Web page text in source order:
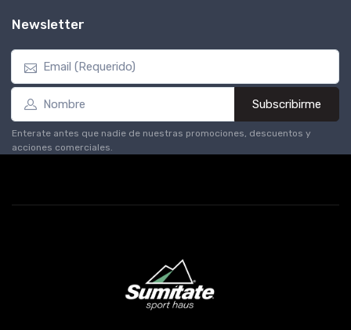
Newsletter
Subscribirme
Enterate antes que nadie de nuestras promociones, descuentos y
acciones comerciales.